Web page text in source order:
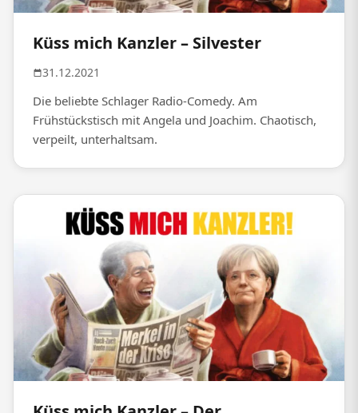
Küss mich Kanzler – Silvester
31.12.2021
Die beliebte Schlager Radio-Comedy. Am
Frühstückstisch mit Angela und Joachim. Chaotisch,
verpeilt, unterhaltsam.